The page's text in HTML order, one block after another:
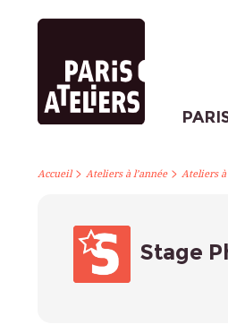
Accueil> Ateliers à l’année> Ateliers à
Stage